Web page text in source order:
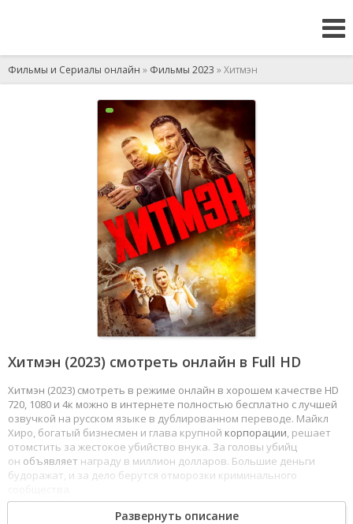
Фильмы и Сериалы онлайн » Фильмы 2023 » Хитмэн
Хитмэн (2023) смотреть онлайн в Full HD
Хитмэн (2023) смотреть в режиме онлайн в хорошем качестве HD
720, 1080 и 4к можно в интернете полностью бесплатно с лучшей
озвучкой на русском языке в дублированном переводе. Майкл
Хиро, богатый бизнесмен и глава крупной корпорации, решает
отомстить за жестокое убийство внука. За головы убийц
он объявляет награду в миллион долларов. Большие деньги
будоражат, и за дело берутся отморозки криминального
12345 678
Развернуть описание